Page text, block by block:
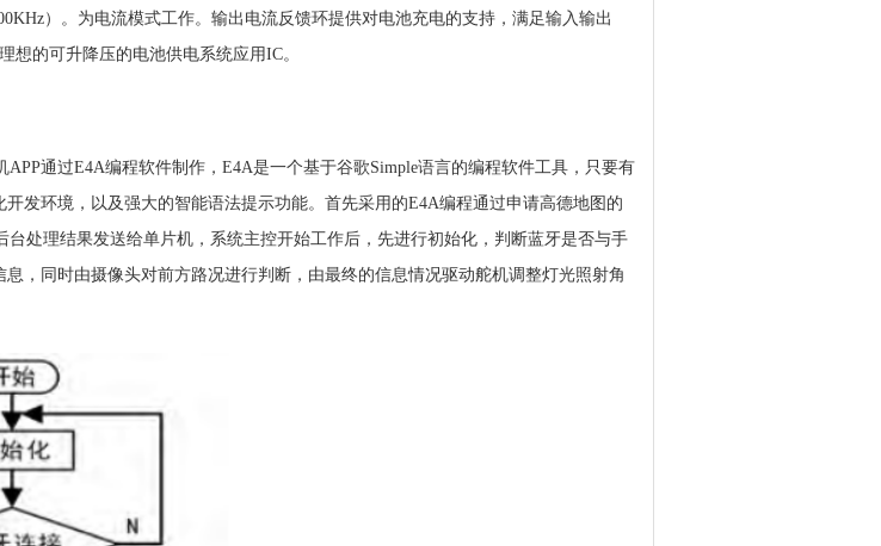
）。为电流模式工作。输出电流反馈环提供对电池充电的支持，满足输入输出
想的可升降压的电池供电系统应用IC。
通过E4A编程软件制作，E4A是一个基于谷歌Simple语言的编程软件工具，只要有
发环境，以及强大的智能语法提示功能。首先采用的E4A编程通过申请高德地图的
处理结果发送给单片机，系统主控开始工作后，先进行初始化，判断蓝牙是否与手
，同时由摄像头对前方路况进行判断，由最终的信息情况驱动舵机调整灯光照射角